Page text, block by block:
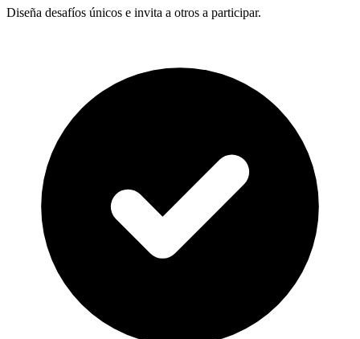
Diseña desafíos únicos e invita a otros a participar.